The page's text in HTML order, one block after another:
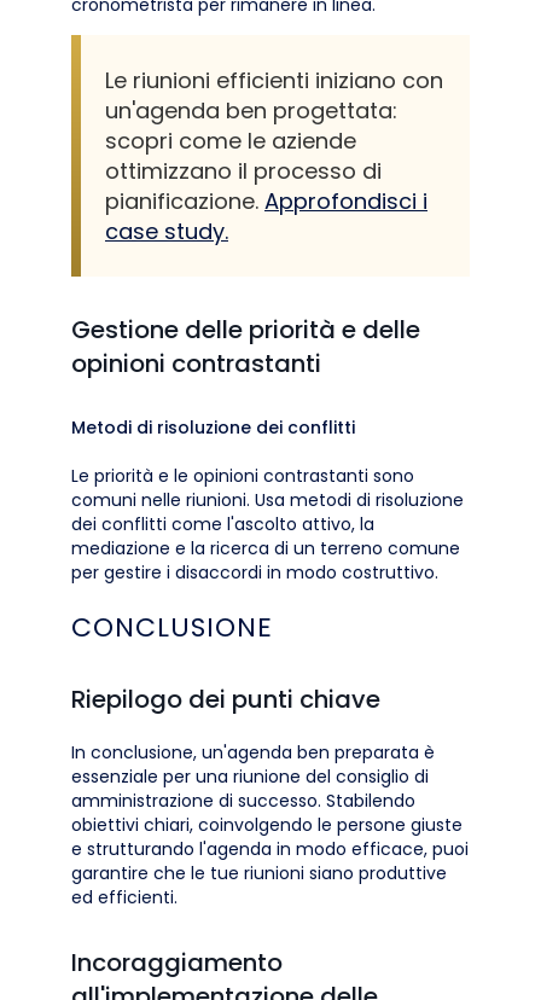
cronometrista per rimanere in linea.
Le riunioni efficienti iniziano con
un'agenda ben progettata:
scopri come le aziende
ottimizzano il processo di
pianificazione. Approfondisci i
case study.
Gestione delle priorità e delle
opinioni contrastanti
Metodi di risoluzione dei conflitti
Le priorità e le opinioni contrastanti sono
comuni nelle riunioni. Usa metodi di risoluzione
dei conflitti come l'ascolto attivo, la
mediazione e la ricerca di un terreno comune
per gestire i disaccordi in modo costruttivo.
CONCLUSIONE
Riepilogo dei punti chiave
In conclusione, un'agenda ben preparata è
essenziale per una riunione del consiglio di
amministrazione di successo. Stabilendo
obiettivi chiari, coinvolgendo le persone giuste
e strutturando l'agenda in modo efficace, puoi
garantire che le tue riunioni siano produttive
ed efficienti.
Incoraggiamento